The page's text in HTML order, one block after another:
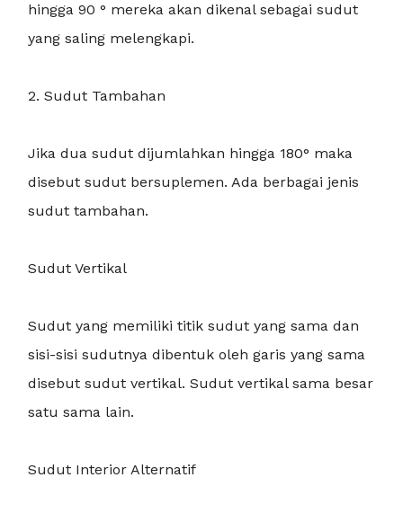
hingga 90 ° mereka akan dikenal sebagai sudut
yang saling melengkapi.
2. Sudut Tambahan
Jika dua sudut dijumlahkan hingga 180° maka
disebut sudut bersuplemen. Ada berbagai jenis
sudut tambahan.
Sudut Vertikal
Sudut yang memiliki titik sudut yang sama dan
sisi-sisi sudutnya dibentuk oleh garis yang sama
disebut sudut vertikal. Sudut vertikal sama besar
satu sama lain.
Sudut Interior Alternatif